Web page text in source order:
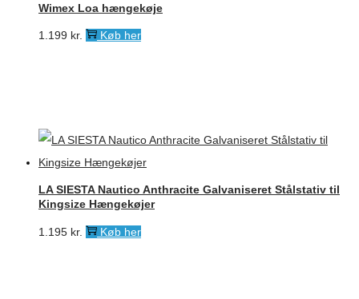
Wimex Loa hængekøje
1.199 kr. Køb her
LA SIESTA Nautico Anthracite Galvaniseret Stålstativ til
Kingsize Hængekøjer
1.195 kr. Køb her